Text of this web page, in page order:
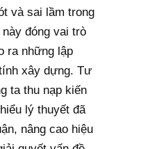
và sai lầm trong
đóng vai trò
ra những lập
xây dựng. Tư
ta thu nạp kiến
lý thuyết đã
nâng cao hiệu